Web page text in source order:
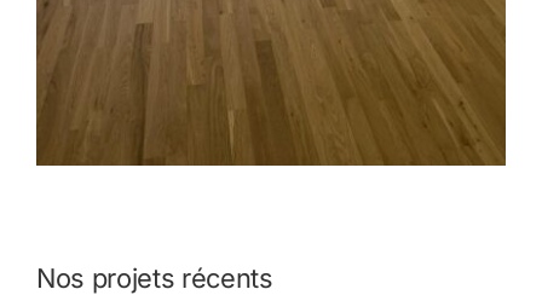
Nos projets récents